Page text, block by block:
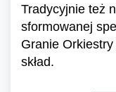
Tradycyjnie też
sformowanej
Granie
skład.